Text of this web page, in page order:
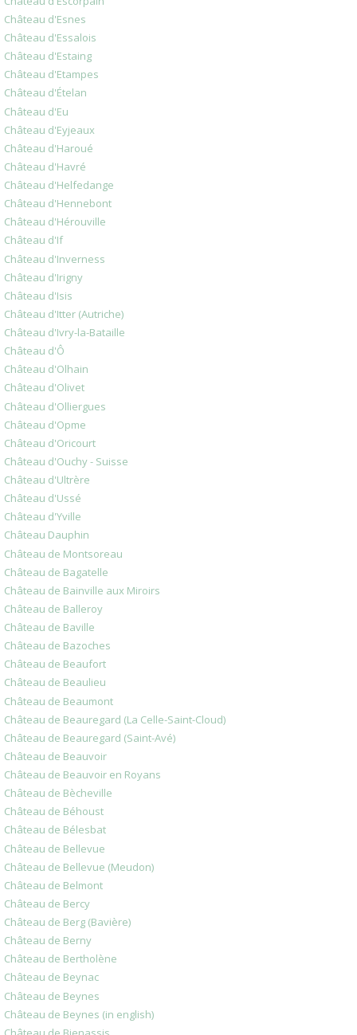
Château d'Esnes
Château d'Essalois
Château d'Estaing
Château d'Etampes
Château d'Ételan
Château d'Eu
Château d'Eyjeaux
Château d'Haroué
Château d'Havré
Château d'Helfedange
Château d'Hennebont
Château d'Hérouville
Château d'If
Château d'Inverness
Château d'Irigny
Château d'Isis
Château d'Itter (Autriche)
Château d'Ivry-la-Bataille
Château d'Ô
Château d'Olhain
Château d'Olivet
Château d'Olliergues
Château d'Opme
Château d'Oricourt
Château d'Ouchy - Suisse
Château d'Ultrère
Château d'Ussé
Château d'Yville
Château Dauphin
Château de Montsoreau
Château de Bagatelle
Château de Bainville aux Miroirs
Château de Balleroy
Château de Baville
Château de Bazoches
Château de Beaufort
Château de Beaulieu
Château de Beaumont
Château de Beauregard (La Celle-Saint-Cloud)
Château de Beauregard (Saint-Avé)
Château de Beauvoir
Château de Beauvoir en Royans
Château de Bècheville
Château de Béhoust
Château de Bélesbat
Château de Bellevue
Château de Bellevue (Meudon)
Château de Belmont
Château de Bercy
Château de Berg (Bavière)
Château de Berny
Château de Bertholène
Château de Beynac
Château de Beynes
Château de Beynes (in english)